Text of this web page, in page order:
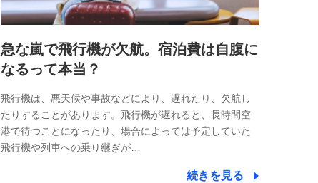
急な嵐で飛行機が欠航。宿泊費は自腹に
なるって本当？
飛行機は、悪天候や事故などにより、遅れたり、欠航し
たりすることがあります。飛行機が遅れると、長時間空
港で待つことになったり、場合によっては予定していた
飛行機や列車への乗り継ぎが…
続きを見る